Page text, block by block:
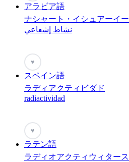
アラビア語
ナシャート・イシュアーイー
نشاط إشعاعي
♥
スペイン語
ラディアクティビダド
radiactividad
♥
ラテン語
ラディオアクティウィタース